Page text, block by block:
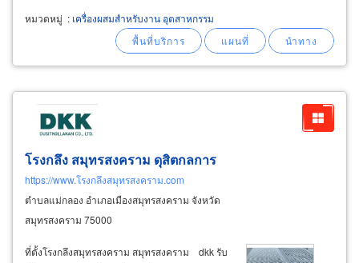
ลูกเต๋า blender
mixing tank ขนาด10ลิตร,
20ลิตร, 50ลิตร,100ลิตร, 200ลิตร, 400ลิตร,
600ลิตร, 800ลิตร, 1000ลิตร
หมวดหมู่ : เครื่องผสมสำหรับงาน อุตสาหกรรม
โรงกลึง สมุทรสงคราม ดุสิตกลการ
https://www.โรงกลึงสมุทรสงคราม.com
ตำบลแม่กลอง อำเภอเมืองสมุทรสงคราม จังหวัด
สมุทรสงคราม 75000
ที่ตั้งโรงกลึงสมุทรสงคราม สมุทรสงคราม dkk รับ